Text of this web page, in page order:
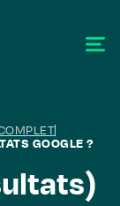
GOOGLE ?